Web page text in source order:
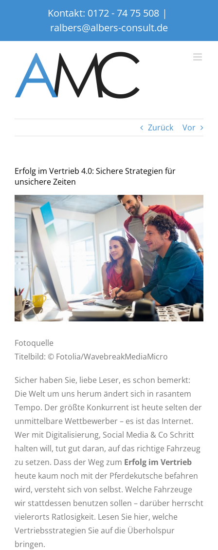
Kontakt: 0172 - 74 75 508 |
ralbers@albers-consult.de
Zurück Vor
Erfolg im Vertrieb 4.0: Sichere Strategien für
unsichere Zeiten
Zeige
grösseres
Bild
Fotoquelle
Titelbild: © Fotolia/WavebreakMediaMicro
Sicher haben Sie, liebe Leser, es schon bemerkt:
Die Welt um uns herum ändert sich in rasantem
Tempo. Der größte Konkurrent ist heute selten der
unmittelbare Wettbewerber – es ist das Internet.
Wer mit Digitalisierung, Social Media & Co Schritt
halten will, tut gut daran, auf das richtige Fahrzeug
zu setzen. Dass der Weg zum Erfolg im Vertrieb
heute kaum noch mit der Pferdekutsche befahren
wird, versteht sich von selbst. Welche Fahrzeuge
wir stattdessen benutzen sollen – darüber herrscht
vielerorts Ratlosigkeit. Lesen Sie hier, welche
Vertriebsstrategien Sie auf die Überholspur
bringen.